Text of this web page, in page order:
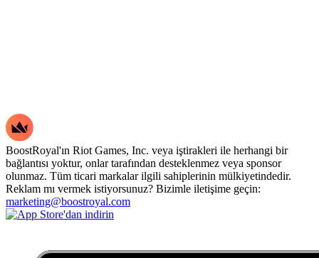
BoostRoyal'ın Riot Games, Inc. veya iştirakleri ile herhangi bir
bağlantısı yoktur, onlar tarafından desteklenmez veya sponsor
olunmaz. Tüm ticari markalar ilgili sahiplerinin mülkiyetindedir.
Reklam mı vermek istiyorsunuz? Bizimle iletişime geçin:
marketing@boostroyal.com